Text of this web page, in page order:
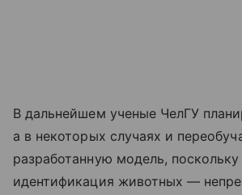
В дальнейшем ученые ЧелГУ
а в некоторых случаях и
разработанную модель,
идентификация животных —